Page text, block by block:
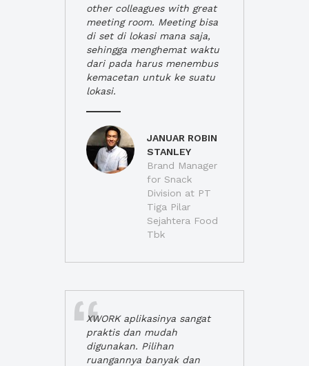
other colleagues with great
meeting room. Meeting bisa
di set di lokasi mana saja,
sehingga menghemat waktu
dari pada harus menembus
kemacetan untuk ke suatu
lokasi.
JANUAR ROBIN
STANLEY
Brand Manager
for Snack
Division at PT
Tiga Pilar
Sejahtera Food
Tbk
XWORK aplikasinya sangat
praktis dan mudah
digunakan. Pilihan
ruangannya banyak dan